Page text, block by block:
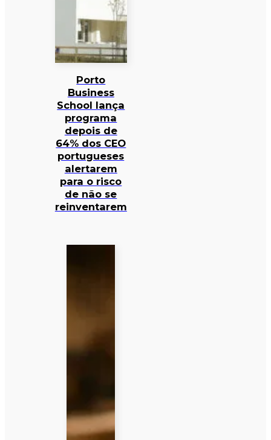
Porto
Business
School lança
programa
depois de
64% dos CEO
portugueses
alertarem
para o risco
de não se
reinventarem